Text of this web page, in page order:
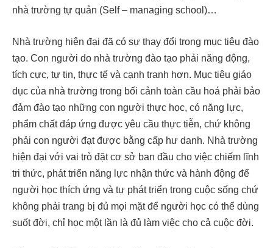
nhà trường tự quản (Self – managing school)…
Nhà trường hiện đại đã có sự thay đổi trong mục tiêu đào
tạo. Con người do nhà trường đào tạo phải năng động,
tích cực, tự tin, thực tế và cạnh tranh hơn. Mục tiêu giáo
dục của nhà trường trong bối cảnh toàn cầu hoá phải bảo
đảm đào tạo những con người thực học, có năng lực,
phẩm chất đáp ứng được yêu cầu thực tiễn, chứ không
phải con người đạt được bằng cấp hư danh. Nhà trường
hiện đại với vai trò đặt cơ sở ban đầu cho việc chiếm lĩnh
tri thức, phát triển năng lực nhận thức và hành động để
người học thích ứng và tự phát triển trong cuộc sống chứ
không phải trang bị đủ mọi mặt để người học có thể dùng
suốt đời, chỉ học một lần là đủ làm việc cho cả cuộc đời.